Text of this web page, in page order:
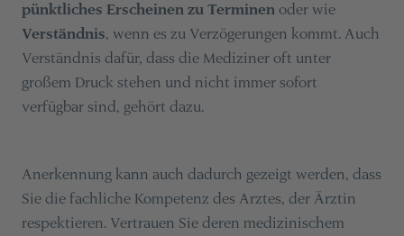
pünktliches Erscheinen zu Terminen oder wie
Verständnis, wenn es zu Verzögerungen kommt. Auch
Verständnis dafür, dass die Mediziner oft unter
großem Druck stehen und nicht immer sofort
verfügbar sind, gehört dazu.
Anerkennung kann auch dadurch gezeigt werden, dass
Sie die fachliche Kompetenz des Arztes, der Ärztin
respektieren. Vertrauen Sie deren medizinischem